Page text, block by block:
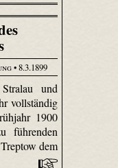
• 8.3.1899
und
vollständig
1900
führenden
dem